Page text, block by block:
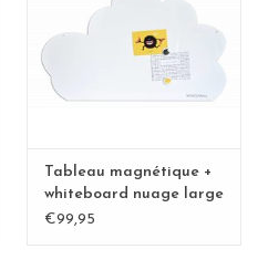
Tableau magnétique +
whiteboard nuage large
€99,95